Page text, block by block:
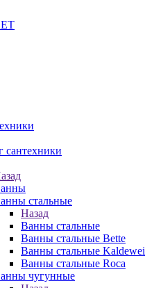
сантехники
стальные
Назад
Ванны стальные
Ванны стальные Bette
Ванны стальные Kaldewei
Ванны стальные Roca
чугунные